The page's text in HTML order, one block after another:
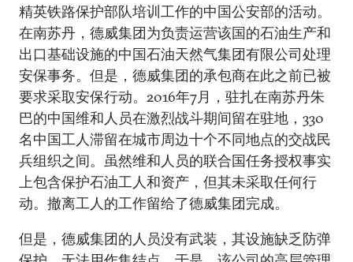
精英铁路保护部队培训工作的中国公安部的活动。
在南苏丹，德威集团为负责运营该国的石油生产和
出口基础设施的中国石油天然气集团有限公司处理
安保事务。但是，德威集团的承包商在此之前已被
要求采取安保行动。2016年7月，驻扎在南苏丹朱
巴的中国维和人员在激烈战斗期间留在驻地，330
名中国工人滞留在城市周边十个不同地点的交战民
兵组织之间。虽然维和人员的联合国任务授权事实
上包含保护石油工人和资产，但其未采取任何行
动。撤离工人的工作留给了德威集团完成。
但是，德威集团的人员没有武装，其设施缺乏防弹